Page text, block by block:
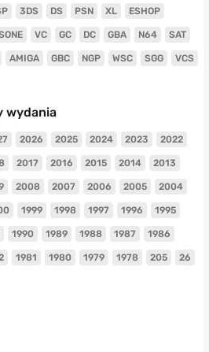
3DS DS PSN XL ESHOP
VC GC DC GBA N64 SAT
AMIGA GBC NGP WSC SGG VCS
wydania
2026 2025 2024 2023 2022
2017 2016 2015 2014 2013
2008 2007 2006 2005 2004
1999 1998 1997 1996 1995
1990 1989 1988 1987 1986
1981 1980 1979 1978 205 26